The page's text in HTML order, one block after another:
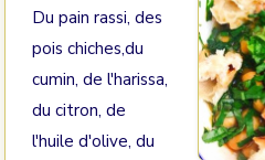
Du pain rassi, des
pois chiches,du
cumin, de l'harissa,
du citron, de
l'huile d'olive, du